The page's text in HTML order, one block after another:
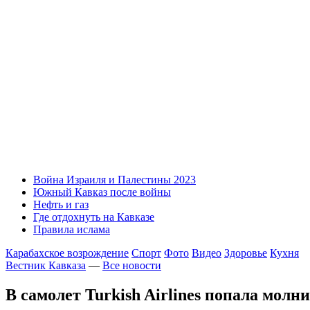
Война Израиля и Палестины 2023
Южный Кавказ после войны
Нефть и газ
Где отдохнуть на Кавказе
Правила ислама
Карабахское возрождение Спорт Фото Видео Здоровье Кухня
Вестник Кавказа — Все новости
В самолет Turkish Airlines попала